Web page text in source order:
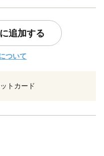
追加する
ついて
トカード